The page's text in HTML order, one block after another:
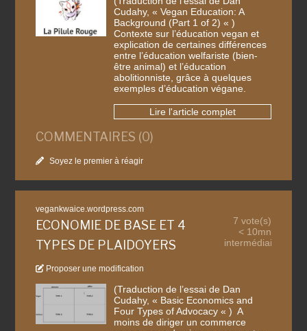
Cudahy, « Vegan Education: A
Background (Part 1 of 2) « )
Contexte sur l’éducation vegan et
explication de certaines différences
entre l’éducation welfariste (bien-
être animal) et l’éducation
abolitionniste, grâce à quelques
exemples d’éducation végane.
Lire l'article complet
COMMENTAIRES (0)
Soyez le premier à réagir
vegankwaice.wordpress.com
ECONOMIE DE BASE ET 4
TYPES DE PLAIDOYERS
Proposer une modification
7 vote(s)
< 10mn
intermédiaire
(Traduction de l’essai de Dan
Cudahy, « Basic Economics and
Four Types of Advocacy « ) A
moins de diriger un commerce